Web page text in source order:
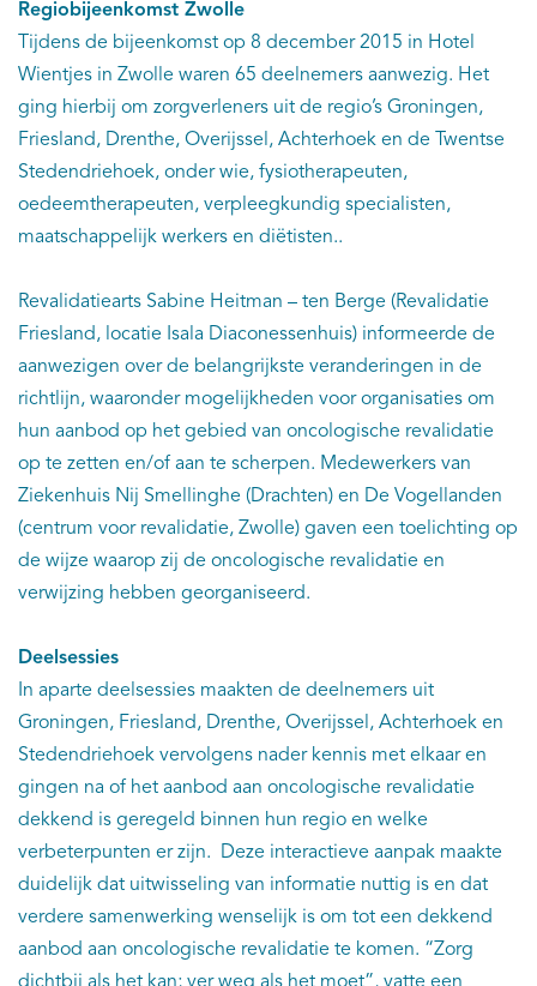
Regiobijeenkomst Zwolle
Tijdens de bijeenkomst op 8 december 2015 in Hotel
Wientjes in Zwolle waren 65 deelnemers aanwezig. Het
ging hierbij om zorgverleners uit de regio’s Groningen,
Friesland, Drenthe, Overijssel, Achterhoek en de Twentse
Stedendriehoek, onder wie, fysiotherapeuten,
oedeemtherapeuten, verpleegkundig specialisten,
maatschappelijk werkers en diëtisten..
Revalidatiearts Sabine Heitman – ten Berge (Revalidatie
Friesland, locatie Isala Diaconessenhuis) informeerde de
aanwezigen over de belangrijkste veranderingen in de
richtlijn, waaronder mogelijkheden voor organisaties om
hun aanbod op het gebied van oncologische revalidatie
op te zetten en/of aan te scherpen. Medewerkers van
Ziekenhuis Nij Smellinghe (Drachten) en De Vogellanden
(centrum voor revalidatie, Zwolle) gaven een toelichting op
de wijze waarop zij de oncologische revalidatie en
verwijzing hebben georganiseerd.
Deelsessies
In aparte deelsessies maakten de deelnemers uit
Groningen, Friesland, Drenthe, Overijssel, Achterhoek en
Stedendriehoek vervolgens nader kennis met elkaar en
gingen na of het aanbod aan oncologische revalidatie
dekkend is geregeld binnen hun regio en welke
verbeterpunten er zijn. Deze interactieve aanpak maakte
duidelijk dat uitwisseling van informatie nuttig is en dat
verdere samenwerking wenselijk is om tot een dekkend
aanbod aan oncologische revalidatie te komen. “Zorg